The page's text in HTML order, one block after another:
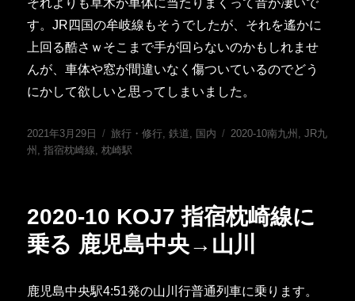
それよりも草木が車体に当たりまくって音が凄いで
す。JR四国の牟岐線もそうでしたが、それを遙かに
上回る酷さｗそこまで手が回らないのかもしれませ
んが、車体や窓が間違いなく傷ついているのでどう
にかして欲しいと思ってしまいました。
投
稿
2021年3月29日
カ
テ
旅行・修行,鉄道, 国内
タ
2020-10南九州 ,JR九
州 ,指宿枕崎線,枕崎駅
2020-10 KOJ7 指宿枕崎線に
乗る 鹿児島中央→山川
鹿児島中央駅4:51発の山川行普通列車に乗ります。